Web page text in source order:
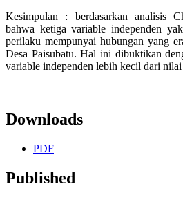
Kesimpulan : berdasarkan analisis
bahwa ketiga variable independen
perilaku mempunyai hubungan yang
Desa Paisubatu. Hal ini dibuktikan
variable independen lebih kecil dari
Downloads
PDF
Published